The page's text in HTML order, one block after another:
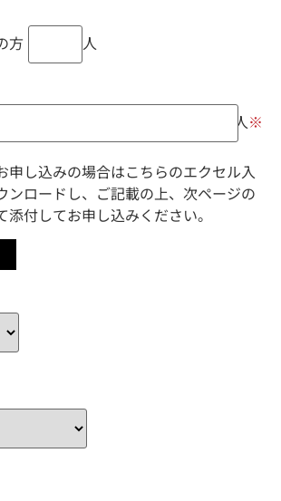
方 人
人※
申し込みの場合はこちらのエクセル入
ンロードし、ご記載の上、次ページの
添付してお申し込みください。